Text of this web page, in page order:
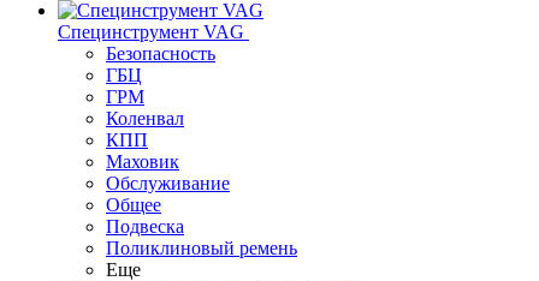
Специнструмент VAG
Безопасность
ГБЦ
ГРМ
Коленвал
КПП
Маховик
Обслуживание
Общее
Подвеска
Поликлиновый ремень
Еще